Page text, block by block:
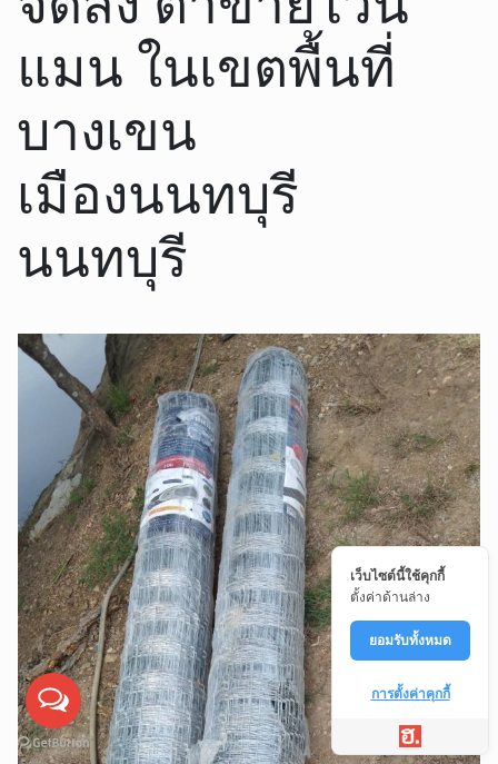
แมน ในเขตพื้นที่
บางเขน
เมืองนนทบุรี
นนทบุรี
เว็บไซต์นี้ใช้คุกกี้
ตั้งค่าด้านล่าง
ยอมรับทั้งหมด
การตั้งค่าคุกกี้